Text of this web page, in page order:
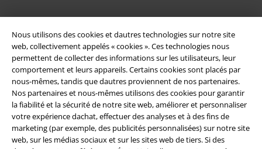
Nous utilisons des cookies et dautres technologies sur notre site
web, collectivement appelés « cookies ». Ces technologies nous
permettent de collecter des informations sur les utilisateurs, leur
comportement et leurs appareils. Certains cookies sont placés par
nous-mêmes, tandis que dautres proviennent de nos partenaires.
Nos partenaires et nous-mêmes utilisons des cookies pour garantir
la fiabilité et la sécurité de notre site web, améliorer et personnaliser
votre expérience dachat, effectuer des analyses et à des fins de
marketing (par exemple, des publicités personnalisées) sur notre site
web, sur les médias sociaux et sur les sites web de tiers. Si des
Légal
Conditions générales